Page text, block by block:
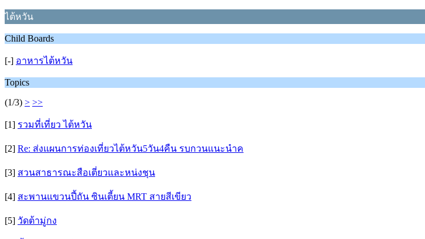
ไต้หวัน
Child Boards
[-] อาหารไต้หวัน
Topics
(1/3) > >>
[1] รวมที่เที่ยว ไต้หวัน
[2] Re: ส่งแผนการท่องเที่ยวไต้หวัน5วัน4คืน รบกวนแนะนำค
[3] สวนสาธารณะสือเตี่ยวและหน่งชุน
[4] สะพานแขวนปี้ถัน ซินเตี้ยน MRT สายสีเขียว
[5] วัดต้ามู่กง